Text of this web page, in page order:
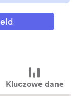
Kluczowe dane